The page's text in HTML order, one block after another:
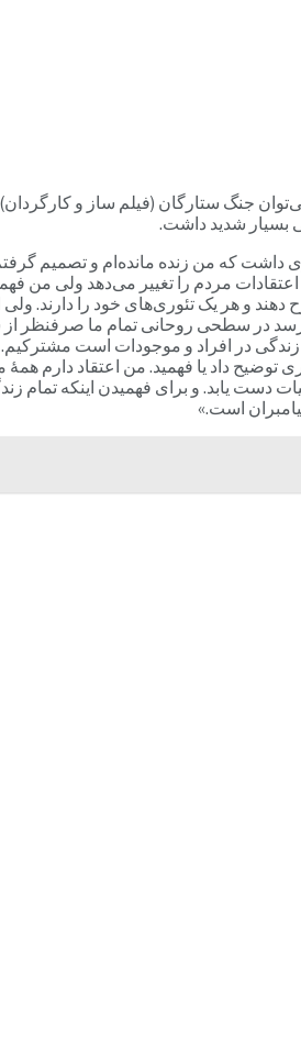
بسیار شدید داشت.
که من زنده مانده‌ام و تصمیم
اعتقادات مردم را تغییر می‌دهد ولی من
و هر یک تئوری‌های خود را دارند.
سطحی روحانی تمام ما صرفنظر از
در افراد و موجودات است
داد یا فهمید. من اعتقاد دارم
دست یابد. و برای فهمیدن اینکه
است.»